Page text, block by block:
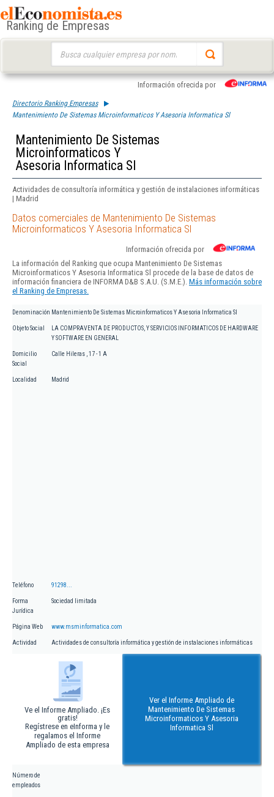
Ranking de Empresas
Información ofrecida por
Directorio Ranking Empresas
Mantenimiento De Sistemas Microinformaticos Y Asesoria Informatica Sl
Mantenimiento De Sistemas
Microinformaticos Y
Asesoria Informatica Sl
Actividades de consultoría informática y gestión de instalaciones informáticas
| Madrid
Datos comerciales de Mantenimiento De Sistemas
Microinformaticos Y Asesoria Informatica Sl
Información ofrecida por
La información del Ranking que ocupa Mantenimiento De Sistemas
Microinformaticos Y Asesoria Informatica Sl procede de la base de datos de
información financiera de INFORMA D&B S.A.U. (S.M.E.). Más información sobre
el Ranking de Empresas.
Denominación Mantenimiento De Sistemas Microinformaticos Y Asesoria Informatica Sl
Objeto Social
LA COMPRAVENTA DE PRODUCTOS, Y SERVICIOS INFORMATICOS DE HARDWARE
Y SOFTWARE EN GENERAL
Domicilio
Social
Calle Hileras , 17 - 1 A
Localidad Madrid
Teléfono 91298...
Forma
Jurídica
Sociedad limitada
Página Web www.msminformatica.com
Actividad Actividades de consultoría informática y gestión de instalaciones informáticas
Ve el Informe Ampliado. ¡Es
gratis!
Regístrese en eInforma y le
regalamos el Informe
Ampliado de esta empresa
Ver el Informe Ampliado de
Mantenimiento De Sistemas
Microinformaticos Y Asesoria
Informatica Sl
Número de
empleados